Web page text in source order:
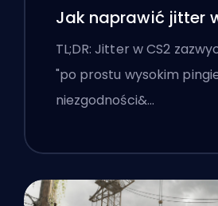
Jak naprawić jitter
TL;DR: Jitter w CS2
"po prostu wysokim
niezgodności&…